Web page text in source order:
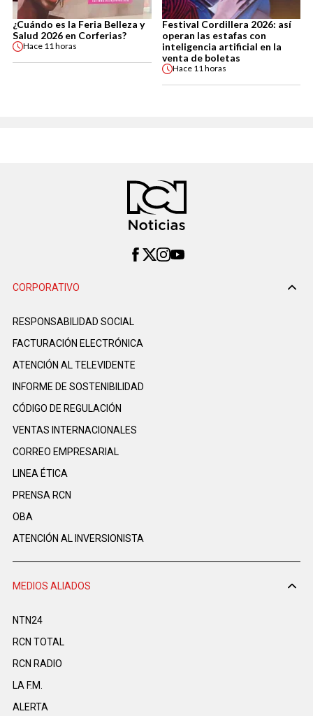
¿Cuándo es la Feria Belleza y
Salud 2026 en Corferias?
Hace 11 horas
Festival Cordillera 2026: así
operan las estafas con
inteligencia artificial en la
venta de boletas
Hace 11 horas
CORPORATIVO
RESPONSABILIDAD SOCIAL
FACTURACIÓN ELECTRÓNICA
ATENCIÓN AL TELEVIDENTE
INFORME DE SOSTENIBILIDAD
CÓDIGO DE REGULACIÓN
VENTAS INTERNACIONALES
CORREO EMPRESARIAL
LINEA ÉTICA
PRENSA RCN
OBA
ATENCIÓN AL INVERSIONISTA
MEDIOS ALIADOS
NTN24
RCN TOTAL
RCN RADIO
LA F.M.
ALERTA